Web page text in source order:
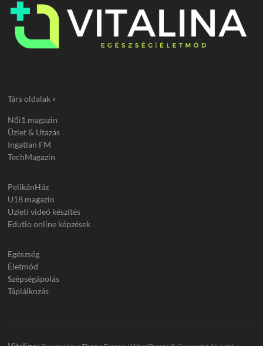
Társ oldalak »
Női1 magazin
Üzlet & Utazás
Ingatlan FM
TechMagazin
PelikánHáz
U18 magazin
Üzleti videó készítés
Edutio online képzések
Egészség
Életmód
Szépségápolás
Táplálkozás